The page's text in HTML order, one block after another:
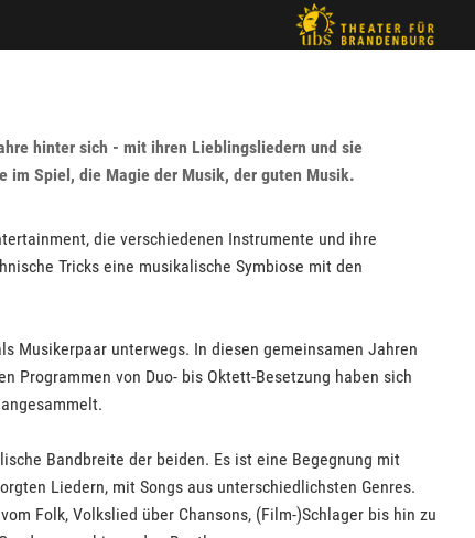
hinter sich - mit ihren Lieblingsliedern und sie
im Spiel, die Magie der Musik, der guten Musik.
die verschiedenen Instrumente und ihre
Tricks eine musikalische Symbiose mit den
Musikerpaar unterwegs. In diesen gemeinsamen Jahren
Programmen von Duo- bis Oktett-Besetzung haben sich
Bandbreite der beiden. Es ist eine Begegnung mit
Liedern, mit Songs aus unterschiedlichsten Genres.
Folk, Volkslied über Chansons, (Film-)Schlager bis hin zu